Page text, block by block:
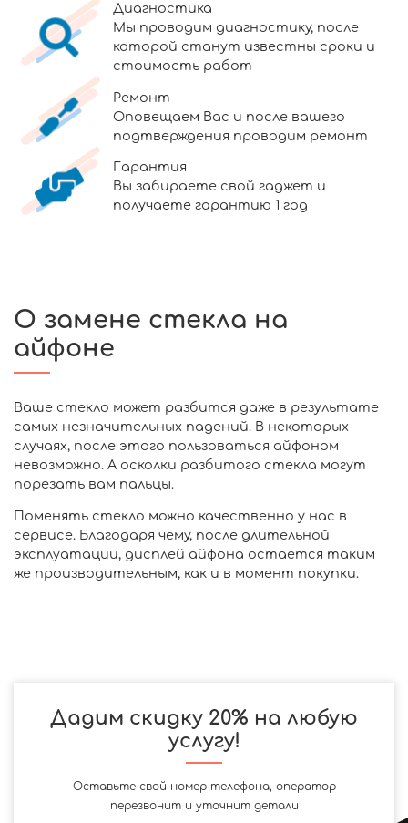
Диагностика
Мы проводим диагностику, после
которой станут известны сроки и
стоимость работ
Ремонт
Оповещаем Вас и после вашего
подтверждения проводим ремонт
Гарантия
Вы забираете свой гаджет и
получаете гарантию 1 год
О замене стекла на
айфоне
Ваше стекло может разбится даже в результате
самых незначительных падений. В некоторых
случаях, после этого пользоваться айфоном
невозможно. А осколки разбитого стекла могут
порезать вам пальцы.
Поменять стекло можно качественно у нас в
сервисе. Благодаря чему, после длительной
эксплуатации, дисплей айфона остается таким
же производительным, как и в момент покупки.
Дадим скидку 20% на любую
услугу!
Оставьте свой номер телефона, оператор
перезвонит и уточнит детали